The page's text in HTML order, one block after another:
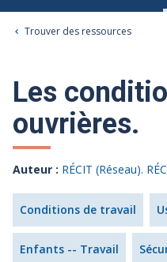
Trouver des ressources
Les
ouvrières.
Auteur : RÉCIT (Réseau).
Conditions de travail
Enfants -- Travail